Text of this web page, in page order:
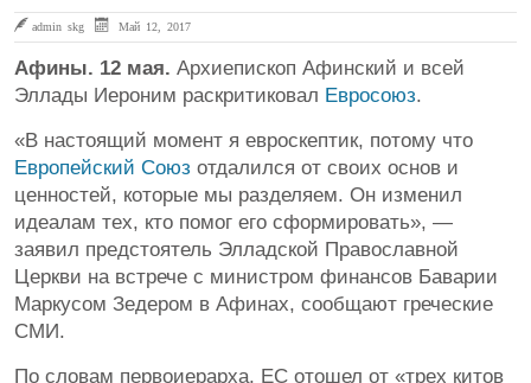
admin skg Май 12, 2017
Афины. 12 мая. Архиепископ Афинский и всей
Эллады Иероним раскритиковал Евросоюз.
«В настоящий момент я евроскептик, потому что
Европейский Союз отдалился от своих основ и
ценностей, которые мы разделяем. Он изменил
идеалам тех, кто помог его сформировать», —
заявил предстоятель Элладской Православной
Церкви на встрече с министром финансов Баварии
Маркусом Зедером в Афинах, сообщают греческие
СМИ.
По словам первоиерарха, ЕС отошел от «трех китов